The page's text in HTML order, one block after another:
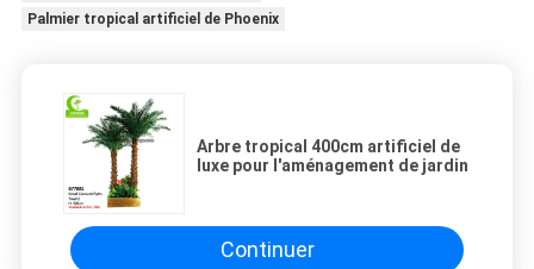
Palmier tropical artificiel de Phoenix
Arbre tropical 400cm artificiel de
luxe pour l'aménagement de jardin
Continuer